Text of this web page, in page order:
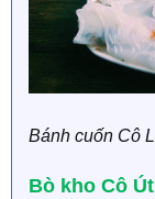
Bánh cuốn Cô
Bò kho Cô Út